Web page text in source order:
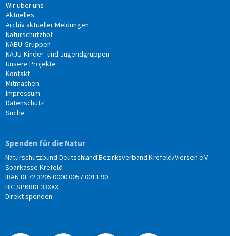
Wir über uns
Aktuelles
Archiv aktueller Meldungen
Naturschutzhof
NABU-Gruppen
NAJU-Kinder- und Jugendgruppen
Unsere Projekte
Kontakt
Mitmachen
Impressum
Datenschutz
Suche
Spenden für die Natur
Naturschutzbund Deutschland Bezirksverband Krefeld/Viersen e.V.
Sparkasse Krefeld
IBAN DE72 3205 0000 0057 0011 90
BIC SPKRDE33XXX
Direkt spenden